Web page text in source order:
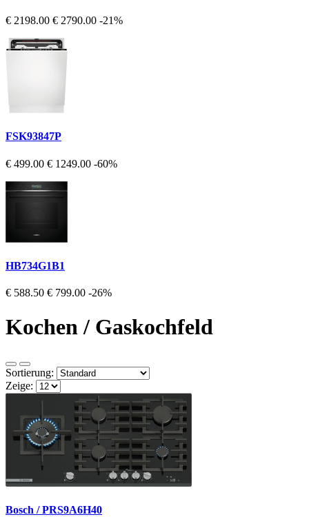
€ 2198.00 € 2790.00 -21%
FSK93847P
€ 499.00 € 1249.00 -60%
HB734G1B1
€ 588.50 € 799.00 -26%
Kochen / Gaskochfeld
Sortierung:
Zeige:
Bosch / PRS9A6H40